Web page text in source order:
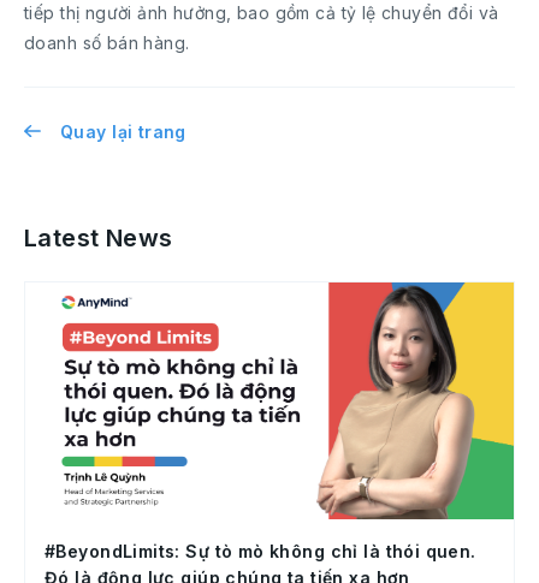
tiếp thị người ảnh hưởng, bao gồm cả tỷ lệ chuyển đổi và
doanh số bán hàng.
Quay lại trang
Latest News
#BeyondLimits: Sự tò mò không chỉ là thói quen.
Đó là động lực giúp chúng ta tiến xa hơn